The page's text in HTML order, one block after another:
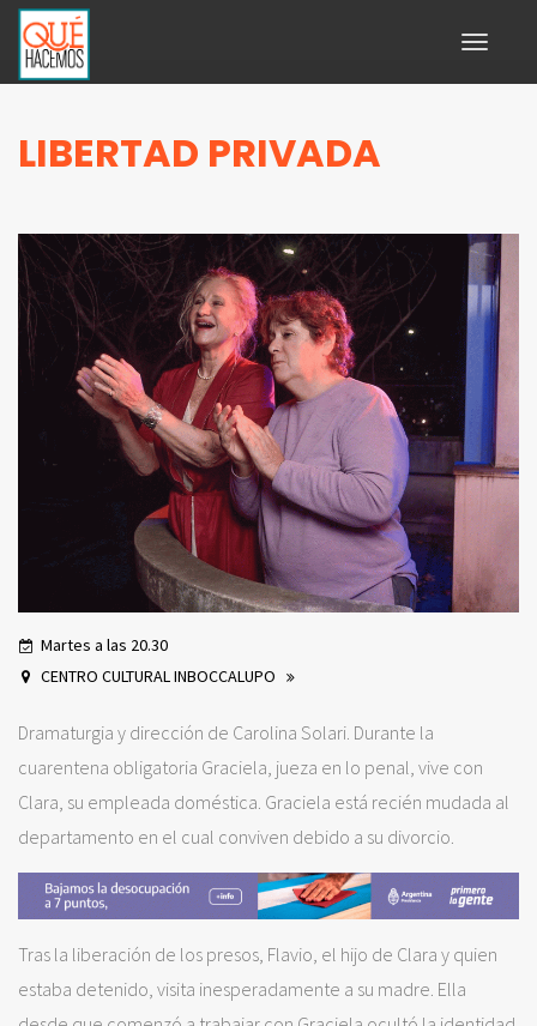
Toggle
LIBERTAD PRIVADA
Martes a las 20.30
CENTRO CULTURAL INBOCCALUPO
Dramaturgia y dirección de Carolina Solari. Durante la
cuarentena obligatoria Graciela, jueza en lo penal, vive con
Clara, su empleada doméstica. Graciela está recién mudada al
departamento en el cual conviven debido a su divorcio.
Tras la liberación de los presos, Flavio, el hijo de Clara y quien
estaba detenido, visita inesperadamente a su madre. Ella